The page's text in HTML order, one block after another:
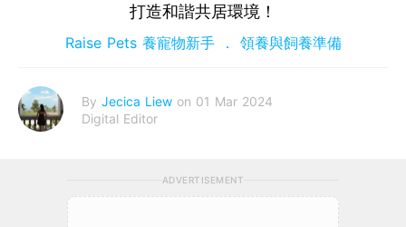
打造和諧共居環境！
Raise Pets 養寵物新手 領養與飼養準備
By Jecica Liew on 01 Mar 2024
Digital Editor
ADVERTISEMENT